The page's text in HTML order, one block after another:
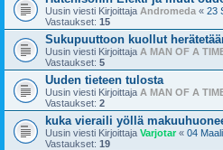
Uusin viesti Kirjoittaja Andromeda « 23
Vastaukset: 15
Sukupuuttoon kuollut
Uusin viesti Kirjoittaja A MAN OF A
Vastaukset: 5
Uuden tieteen tulosta
Uusin viesti Kirjoittaja A MAN OF A
Vastaukset: 2
kuka vieraili yöllä
Uusin viesti Kirjoittaja Varjotar « 04
Vastaukset: 19